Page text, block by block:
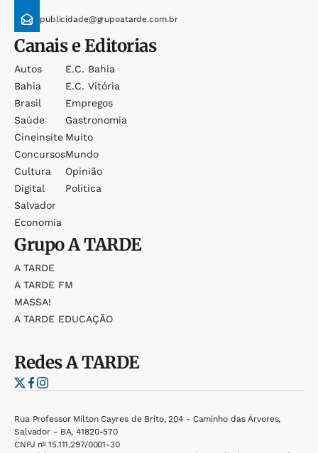
publicidade@grupoatarde.com.br
Canais e Editorias
Autos
Bahia
Brasil
Saúde
Cineinsite
Concursos
Cultura
Digital
Salvador
Economia
E.c. Bahia
E.c. Vitória
Empregos
Gastronomia
Muito
Mundo
Opinião
Política
GrupoA TARDE
A TARDE
A TARDE FM
MASSA!
A TARDE EDUCAÇÃO
RedesA TARDE
Rua Professor Milton Cayres de Brito, 204 - Caminho das Árvores,
Salvador - BA, 41820-570
CNPJ nº 15.111.297/0001-30